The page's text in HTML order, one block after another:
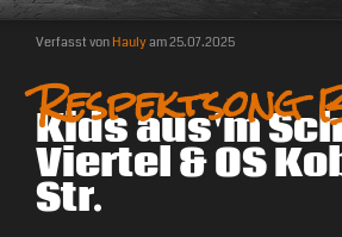
Verfasst vonHaulyam25.07.2025
Respektsong
Kids aus'm
Viertel & OS
Str.